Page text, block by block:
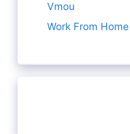
Vmou
Work From